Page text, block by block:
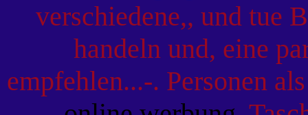
verschiedene,, und tue
handeln und, eine
empfehlen...-. Personen